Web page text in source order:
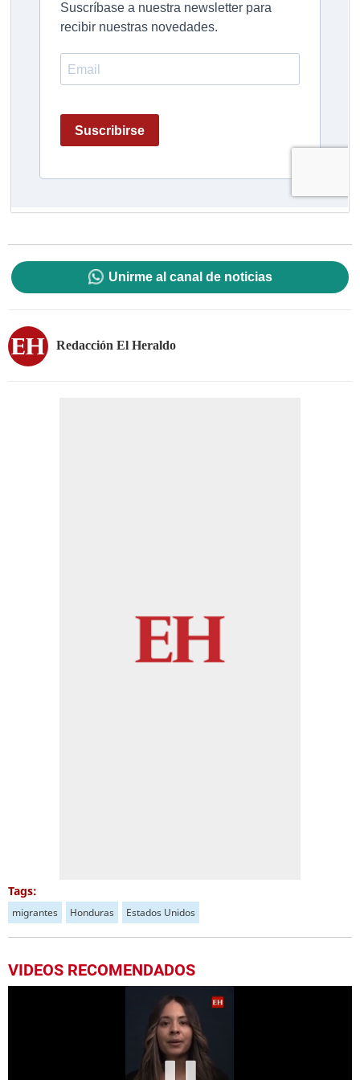
Unirme al canal de noticias
Redacción El Heraldo
Tags:
migrantes Honduras Estados Unidos
VIDEOS RECOMENDADOS